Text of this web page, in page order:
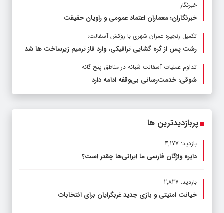
خبرنگار
خبرنگاران؛ معماران اعتماد عمومی و راویان حقیقت
تکمیل زنجیره عمران شهری با روکش آسفالت؛
رشت پس از گره گشایی ترافیکی، وارد فاز ترمیم زیرساخت ها شد
تداوم عملیات آسفالت‌ شبانه در مناطق پنج گانه
شوقی: خدمت‌رسانی بی‌وقفه ادامه دارد
پربازدیدترین ها
بازدید: 4,177
دایره واژگان فارسی ما ایرانی‌ها چقدر است؟
بازدید: 2,837
خیانت امنیتی و بازی جدید غربگرایان برای انتخابات